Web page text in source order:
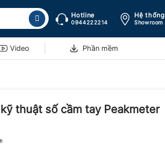
Hotline
0944222214
Hệ thống
Showroom
Video Phần mềm
thuật số cầm tay Peakmeter